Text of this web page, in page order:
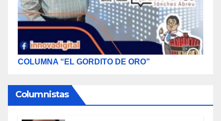
COLUMNA “EL GORDITO DE ORO”
Columnistas